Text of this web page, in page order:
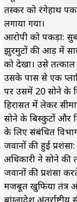
तस्कर को रंगेहाथ
लगाया गया।
आरोपी को पकड़ा:
झुरमुटों की आड़ में
को देखा। उसे
उसके पास से एक
पर उसमें 20 सोने के
हिरासत में लेकर
सोने के बिस्कुटों और
के लिए संबंधित
जवानों की हुई
अधिकारी ने सोने की
जवानों की प्रशंसा
मजबूत खुफिया तंत्र
बांग्लादेश